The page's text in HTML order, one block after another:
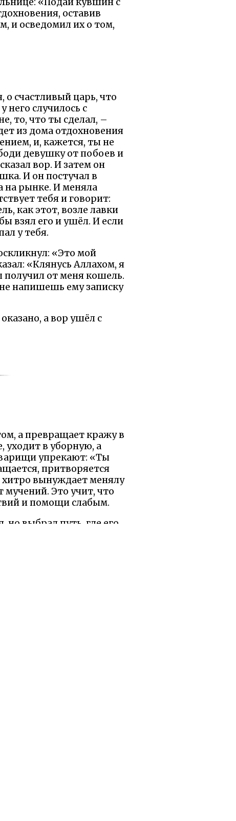
оставив
и осведомил их о том,
о счастливый царь, что
случилось с
то, что ты сделал, –
из дома отдохновения
и, кажется, ты не
девушку от побоев и
вор. И затем он
И он постучал в
на рынке. И меняла
тебя и говорит:
как этот, возле лавки
взял его и ушёл. И если
у тебя.
«Это мой
«Клянусь Аллахом, я
получил от меня кошель.
напишешь ему записку
а вор ушёл с
а превращает кражу в
уходит в уборную, а
упрекают: «Ты
притворяется
вынуждает менялу
мучений. Это учит, что
и помощи слабым.
но выбрал путь, где его